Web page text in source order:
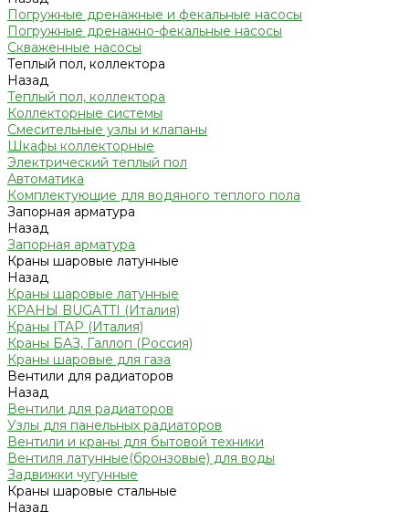
Погружные дренажные и фекальные насосы
Погружные дренажно-фекальные насосы
Скваженные насосы
Теплый пол, коллектора
Назад
Теплый пол, коллектора
Коллекторные системы
Смесительные узлы и клапаны
Шкафы коллекторные
Электрический теплый пол
Автоматика
Комплектующие для водяного теплого пола
Запорная арматура
Назад
Запорная арматура
Краны шаровые латунные
Назад
Краны шаровые латунные
КРАНЫ BUGATTI (Италия)
Краны ITAP (Италия)
Краны БАЗ, Галлоп (Россия)
Краны шаровые для газа
Вентили для радиаторов
Назад
Вентили для радиаторов
Узлы для панельных радиаторов
Вентили и краны для бытовой техники
Вентиля латунные(бронзовые) для воды
Задвижки чугунные
Краны шаровые стальные
Назад